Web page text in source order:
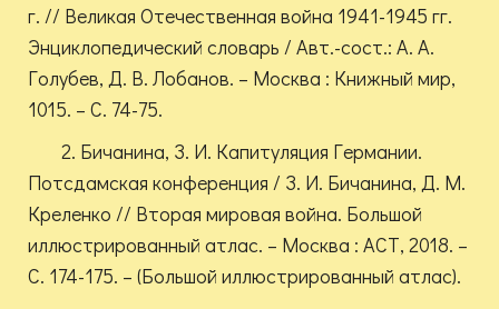
г. // Великая Отечественная война 1941-1945 гг.
Энциклопедический словарь / Авт.-сост.: А. А.
Голубев, Д. В. Лобанов. – Москва : Книжный мир,
1015. – С. 74-75.
2. Бичанина, З. И. Капитуляция Германии.
Потсдамская конференция / З. И. Бичанина, Д. М.
Креленко // Вторая мировая война. Большой
иллюстрированный атлас. – Москва : АСТ, 2018. –
С. 174-175. – (Большой иллюстрированный атлас).